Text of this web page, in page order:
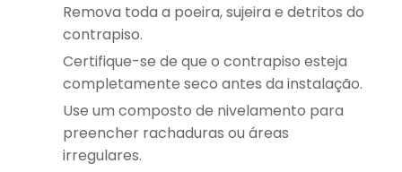
Remova toda a poeira, sujeira e detritos do
contrapiso.
Certifique-se de que o contrapiso esteja
completamente seco antes da instalação.
Use um composto de nivelamento para
preencher rachaduras ou áreas
irregulares.